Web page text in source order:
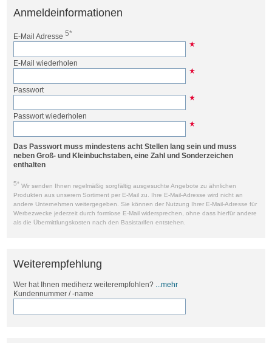
Anmeldeinformationen
E-Mail Adresse 5*
E-Mail wiederholen
Passwort
Passwort wiederholen
Das Passwort muss mindestens acht Stellen lang sein und muss
neben Groß- und Kleinbuchstaben, eine Zahl und Sonderzeichen
enthalten
5* Wir senden Ihnen regelmäßig sorgfältig ausgesuchte Angebote zu ähnlichen
Produkten aus unserem Sortiment per E-Mail zu. Ihre E-Mail-Adresse wird nicht an
andere Unternehmen weitergegeben. Sie können der Nutzung Ihrer E-Mail-Adresse für
Werbezwecke jederzeit durch formlose E-Mail widersprechen, ohne dass hierfür andere
als die Übermittlungskosten nach den Basistarifen entstehen.
Weiterempfehlung
Wer hat Ihnen mediherz weiterempfohlen? ...mehr
Kundennummer / -name